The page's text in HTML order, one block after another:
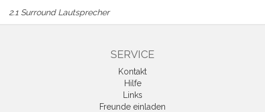
2.1 Surround Lautsprecher
SERVICE
Kontakt
Hilfe
Links
Freunde einladen